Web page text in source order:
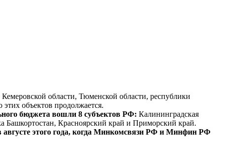
области, Тюменской области, республики
объектов продолжается.
бюджета вошли 8 субъектов РФ: Калининградская
Башкортостан, Красноярский край и Приморский край.
августе этого года, когда Минкомсвязи РФ и Минфин РФ